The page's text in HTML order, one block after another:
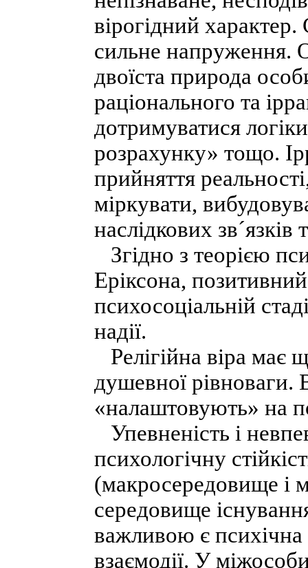
вірогідний
сильне напруження.
двоїста природа
раціонального та
дотримуватися
розрахунку» тощо.
прийняття
міркувати,
наслідкових зв´язків
Згідно з теорією
Еріксона,
психосоціальній
надії.
Релігійна віра має
душевної рівноваги.
«налаштовують» на
Упевненість і
психологічну
(макросередовище і
середовище
важливою є психічна
взаємодії. У